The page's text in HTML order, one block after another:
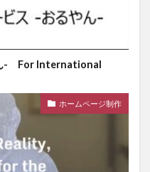
ん- For International
ホームページ制作